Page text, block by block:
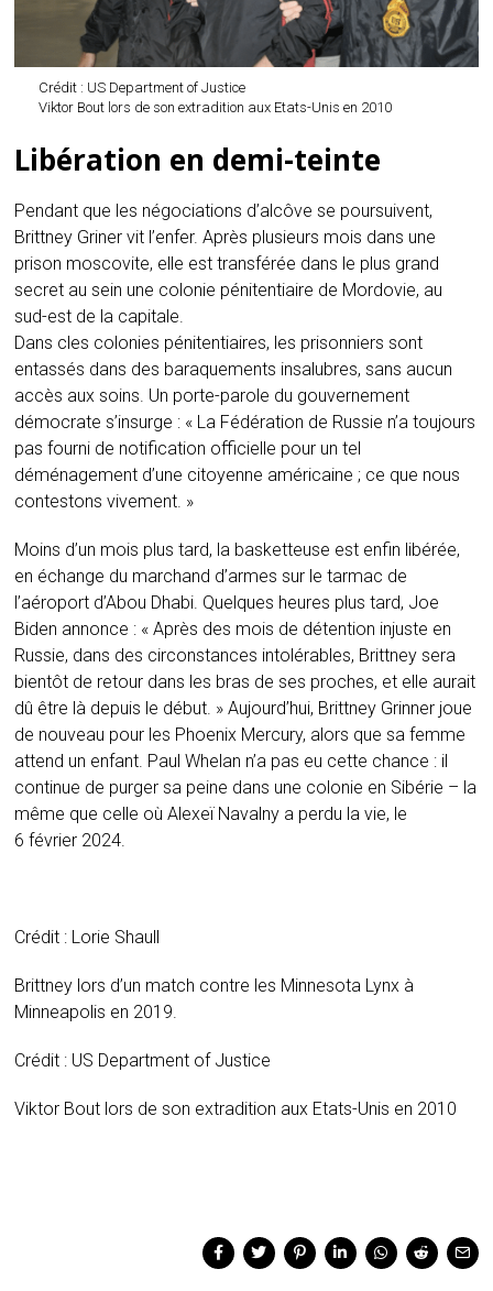
Crédit : US Department of Justice
Viktor Bout lors de son extradition aux Etats-Unis en 2010
Libération en demi-teinte
Pendant que les négociations d’alcôve se poursuivent,
Brittney Griner vit l’enfer. Après plusieurs mois dans une
prison moscovite, elle est transférée dans le plus grand
secret au sein une colonie pénitentiaire de Mordovie, au
sud-est de la capitale.
Dans cles colonies pénitentiaires, les prisonniers sont
entassés dans des baraquements insalubres, sans aucun
accès aux soins. Un porte-parole du gouvernement
démocrate s’insurge : « La Fédération de Russie n’a toujours
pas fourni de notification officielle pour un tel
déménagement d’une citoyenne américaine ; ce que nous
contestons vivement. »
Moins d’un mois plus tard, la basketteuse est enfin libérée,
en échange du marchand d’armes sur le tarmac de
l’aéroport d’Abou Dhabi. Quelques heures plus tard, Joe
Biden annonce : « Après des mois de détention injuste en
Russie, dans des circonstances intolérables, Brittney sera
bientôt de retour dans les bras de ses proches, et elle aurait
dû être là depuis le début. » Aujourd’hui, Brittney Grinner joue
de nouveau pour les Phoenix Mercury, alors que sa femme
attend un enfant. Paul Whelan n’a pas eu cette chance : il
continue de purger sa peine dans une colonie en Sibérie – la
même que celle où Alexeï Navalny a perdu la vie, le
6 février 2024.
Crédit : Lorie Shaull
Brittney lors d’un match contre les Minnesota Lynx à
Minneapolis en 2019.
Crédit : US Department of Justice
Viktor Bout lors de son extradition aux Etats-Unis en 2010